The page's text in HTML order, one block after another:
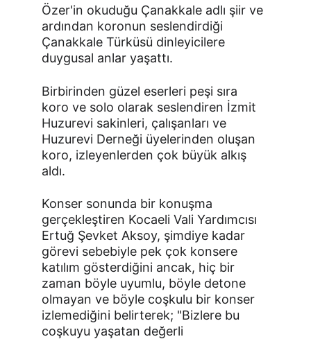
Özer'in okuduğu Çanakkale adlı şiir ve
ardından koronun seslendirdiği
Çanakkale Türküsü dinleyicilere
duygusal anlar yaşattı.
Birbirinden güzel eserleri peşi sıra
koro ve solo olarak seslendiren İzmit
Huzurevi sakinleri, çalışanları ve
Huzurevi Derneği üyelerinden oluşan
koro, izleyenlerden çok büyük alkış
aldı.
Konser sonunda bir konuşma
gerçekleştiren Kocaeli Vali Yardımcısı
Ertuğ Şevket Aksoy, şimdiye kadar
görevi sebebiyle pek çok konsere
katılım gösterdiğini ancak, hiç bir
zaman böyle uyumlu, böyle detone
olmayan ve böyle coşkulu bir konser
izlemediğini belirterek; "Bizlere bu
coşkuyu yaşatan değerli